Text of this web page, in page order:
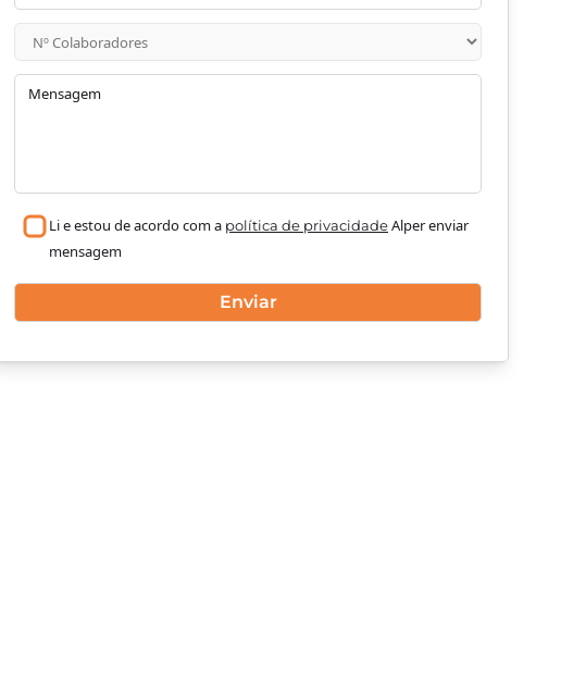
Li e estou de acordo com a política de privacidadeAlper enviar
mensagem